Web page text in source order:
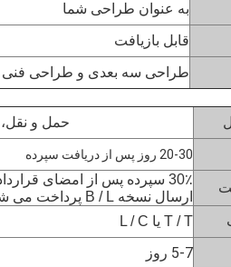
به عنوان طراحی شما
قابل بازیافت
طراحی سه بعدی و طراحی
حمل و نقل،
20-30 روز پس از دریافت سپرده
30٪ سپرده پس از امضای
ارسال نسخه B / L پرداخت می شود
T / T یا L / C
5-7 روز